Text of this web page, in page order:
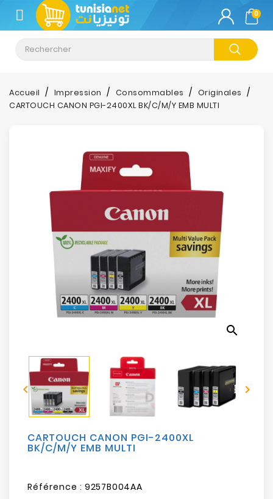
CATÉGORIE
Climatisation
Informatique
Stockage
Bureautique
Sécurité
Mobilités
0
Accueil Impression Consommables
Originales
CARTOUCH CANON PGI-2400XL BK/C/M/Y EMB MULTI
search
 
CARTOUCH CANON PGI-2400XL
BK/C/M/Y EMB MULTI
Référence : 9257B004AA